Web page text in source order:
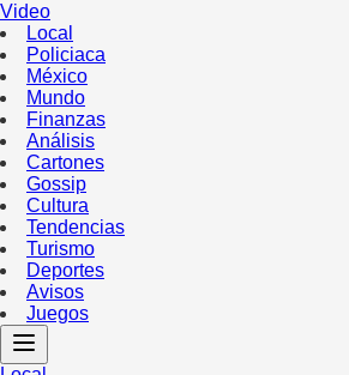
Video
Local
Policiaca
México
Mundo
Finanzas
Análisis
Cartones
Gossip
Cultura
Tendencias
Turismo
Deportes
Avisos
Juegos